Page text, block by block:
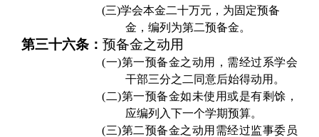
(三)学会本金二十万元，为固定预备
金，编列为第二预备金。
第三十六条： 预备金之动用
(一)第一预备金之动用，需经过系学会
干部三分之二同意后始得动用。
(二)第一预备金如未使用或是有剩馀，
应编列入下一个学期预算。
(三)第二预备金之动用需经过监事委员